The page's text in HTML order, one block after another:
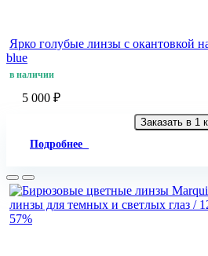
Ярко голубые линзы c окантовкой
blue
в наличии
5 000 ₽
Заказать в 1
Подробнее
57%